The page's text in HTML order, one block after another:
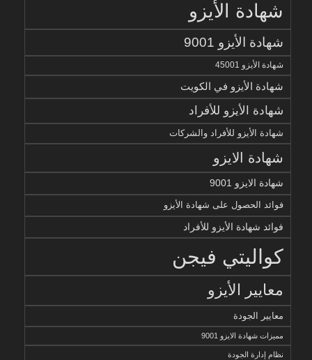
شهادة الأيزو
شهادة الأيزو 9001
شهادة الأيزو 45001
شهادة الأيزو في الكويت
شهادة الأيزو للأفراد
شهادة الأيزو للأفراد والشركات
شهادة الايزو
شهادة الايزو 9001
فوائد الحصول على شهادة الأيزو
فوائد شهادة الأيزو للأفراد
كواليتي فيجن
معايير الأيزو
معايير الجودة
مميزات شهادة الايزو 9001
نظام إدارة الجودة